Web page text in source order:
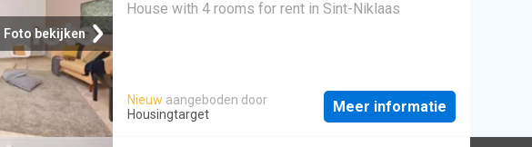
Foto bekijken
House with 4 rooms for rent in Sint-Niklaas
Nieuw aangeboden door
Housingtarget
Meer informatie